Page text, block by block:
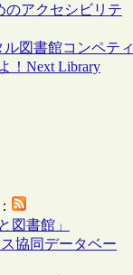
のアクセシビリテ
図書館コンペティ
！Next Library
：
図書館」
協同データベー